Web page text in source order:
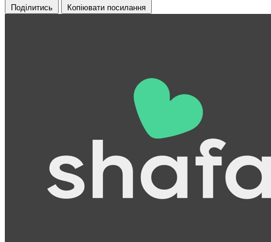
Поділитись Копіювати посилання